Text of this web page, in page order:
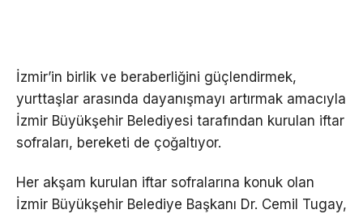
İzmir’in birlik ve beraberliğini güçlendirmek,
yurttaşlar arasında dayanışmayı artırmak amacıyla
İzmir Büyükşehir Belediyesi tarafından kurulan iftar
sofraları, bereketi de çoğaltıyor.
Her akşam kurulan iftar sofralarına konuk olan
İzmir Büyükşehir Belediye Başkanı Dr. Cemil Tugay,